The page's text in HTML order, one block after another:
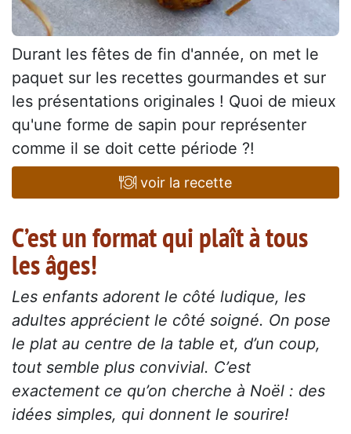
Durant les fêtes de fin d'année, on met le
paquet sur les recettes gourmandes et sur
les présentations originales ! Quoi de mieux
qu'une forme de sapin pour représenter
comme il se doit cette période ?!
voir la recette
C’est un format qui plaît à tous
les âges!
Les enfants adorent le côté ludique, les
adultes apprécient le côté soigné. On pose
le plat au centre de la table et, d’un coup,
tout semble plus convivial. C’est
exactement ce qu’on cherche à Noël : des
idées simples, qui donnent le sourire!